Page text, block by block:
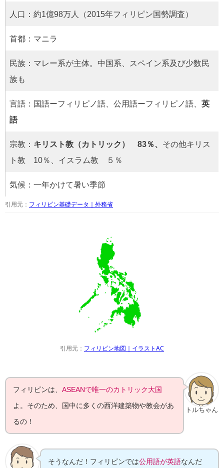
人口：約1億98万人（2015年フィリピン国勢調査）
首都：マニラ
民族：マレー系が主体。中国系、スペイン系及び少数民
族も
言語：国語ーフィリピノ語、公用語ーフィリピノ語、 英
語
宗教： キリスト教（カトリック） 83％、 その他キリス
ト教 10％、イスラム教 ５％
気候：一年かけて暑い季節
引用元： フィリピン基礎データ｜外務省
引用元： フィリピン地図｜イラストAC
トルちゃん
フィリピンは、ASEANで唯一のカトリック大国
よ。そのため、国中に多くの西洋建築物や教会があ
るの！
そうなんだ！フィリピンでは公用語が英語なんだ